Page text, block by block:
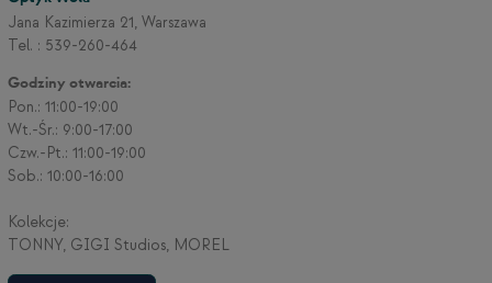
Jana Kazimierza 21, Warszawa
Tel. : 539-260-464
Godziny otwarcia:
Pon.: 11:00-19:00
Wt.-Śr.: 9:00-17:00
Czw.-Pt.: 11:00-19:00
Sob.: 10:00-16:00
Kolekcje:
TONNY, GIGI Studios, MOREL